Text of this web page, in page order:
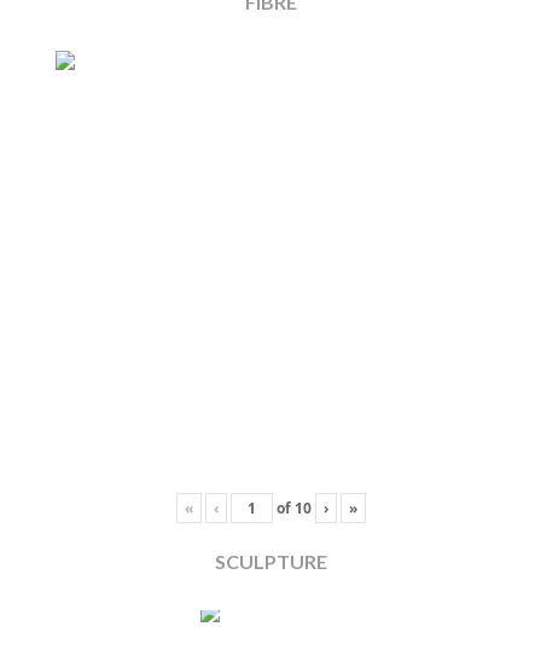
« ‹ of 10 › »
SCULPTURE